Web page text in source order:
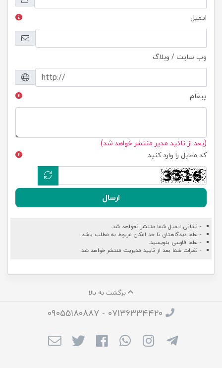
ایمیل
وب سایت / وبلاگ
پیغام
(بعد از تائید مدیر منتشر خواهد شد)
کد مقابل را وارد کنید
ارسال
- نشانی ایمیل شما منتشر نخواهد شد.
- لطفا دیدگاهتان تا حد امکان مربوط به مطلب باشد.
- لطفا فارسی بنویسید.
- نظرات شما بعد از تایید مدیریت منتشر خواهد شد
برگشت به بالا
۰۷۱۳۶۳۳۴۴۲۰ - ۰۹۰۵۵۱۸۰۸۸۷